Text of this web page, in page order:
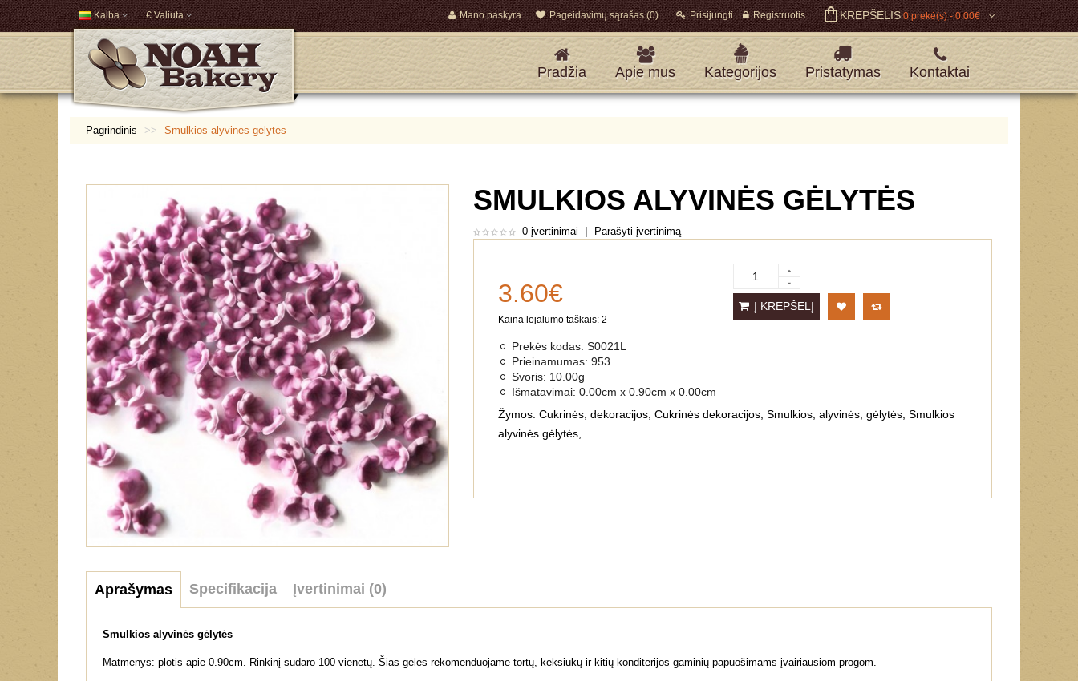
Kalba € Valiuta KREPŠELIS 0 prekė(s) - 0.00€
Prisijungti Registruotis
Mano paskyra Pageidavimų sąrašas (0)
Pradžia Apie mus Kategorijos Pristatymas Kontaktai
Pagrindinis Smulkios alyvinės gėlytės
SMULKIOS ALYVINĖS GĖLYTĖS
0 įvertinimai | Parašyti įvertinimą
3.60€
Kaina lojalumo taškais: 2
Į KREPŠELĮ
Prekės kodas: S0021L
Prieinamumas: 953
Svoris: 10.00g
Išmatavimai: 0.00cm x 0.90cm x 0.00cm
Žymos: Cukrinės ,dekoracijos ,Cukrinės dekoracijos ,Smulkios ,alyvinės ,gėlytės ,Smulkios
alyvinės gėlytės
Aprašymas Specifikacija Įvertinimai (0)
Smulkios alyvinės gėlytės
Matmenys: plotis apie 0.90cm. Rinkinį sudaro 100 vienetų. Šias gėles rekomenduojame tortų, keksiukų ir kitių konditerijos gaminių papuošimams įvairiausiom progom.